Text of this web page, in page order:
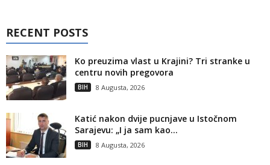
RECENT POSTS
Ko preuzima vlast u Krajini? Tri stranke u
centru novih pregovora
BIH 8 Augusta, 2026
Katić nakon dvije pucnjave u Istočnom
Sarajevu: „I ja sam kao...
BIH 8 Augusta, 2026